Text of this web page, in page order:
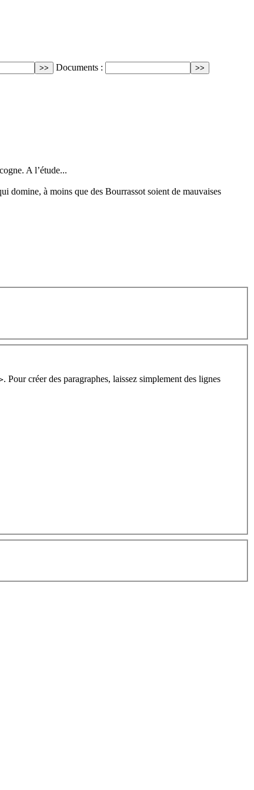
Documents :
A l’étude...
domine, à moins que des Bourrassot soient de mauvaises
. Pour créer des paragraphes, laissez simplement des lignes